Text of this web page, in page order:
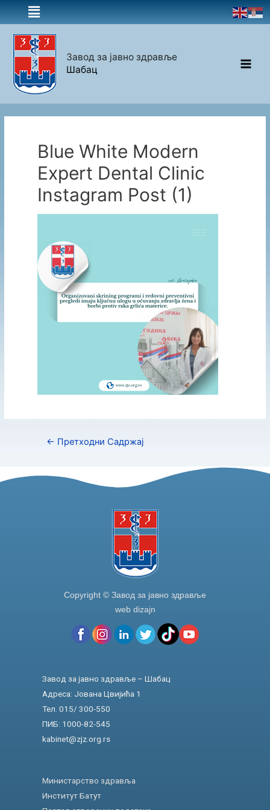
Завод за јавно здравље
Шабац
Blue White Modern
Expert Dental Clinic
Instagram Post (1)
← Претходни Садржај
Copyright © Завод за јавно здравље
web dizajn
Завод за јавно здравље – Шабац
Адреса: Јована Цвијића 1
Тел. 015/ 300-550
ПИБ: 1000-82-545
kabinet@zjz.org.rs
Министарство здравља
Институт Батут